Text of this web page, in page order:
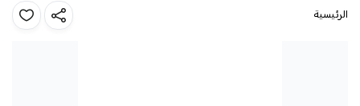
الرئيسية